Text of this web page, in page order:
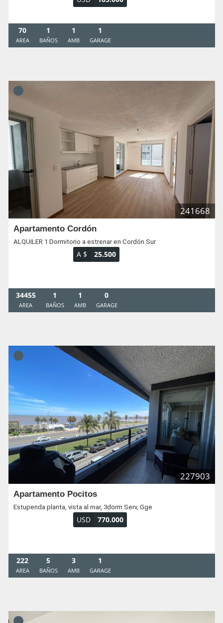
70
AREA
1
BAÑOS
1
AMB
1
GARAGE
241668
Apartamento Cordón
ALQUILER 1 Dormitorio a estrenar en Cordón Sur
A $ 25.500
34455
AREA
1
BAÑOS
1
AMB
0
GARAGE
227903
Apartamento Pocitos
Estupenda planta, vista al mar, 3dorm Serv, Gge
USD 770.000
222
AREA
5
BAÑOS
3
AMB
1
GARAGE